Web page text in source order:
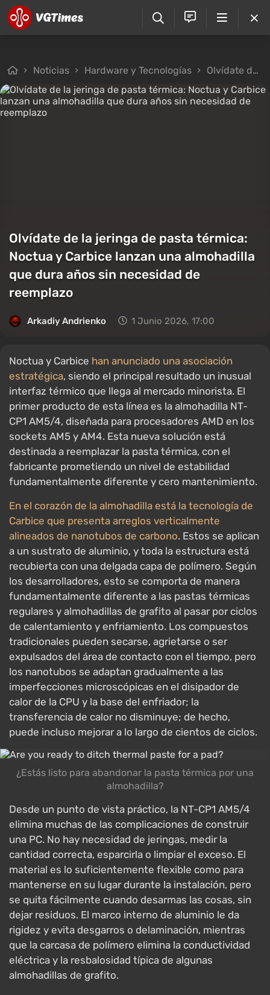
Noticias Hardware y Tecnologías Olvídate de la jeringa de pasta térmica: Noctua y Carbice lanzan una almohadilla que dura años sin necesidad de reemplazo
Olvídate de la jeringa de pasta térmica:
Noctua y Carbice lanzan una almohadilla
que dura años sin necesidad de
reemplazo
Arkadiy Andrienko 1 Junio 2026, 17:00
Noctua y Carbice han anunciado una asociación
estratégica, siendo el principal resultado un inusual
interfaz térmico que llega al mercado minorista. El
primer producto de esta línea es la almohadilla NT-
CP1 AM5/4, diseñada para procesadores AMD en los
sockets AM5 y AM4. Esta nueva solución está
destinada a reemplazar la pasta térmica, con el
fabricante prometiendo un nivel de estabilidad
fundamentalmente diferente y cero mantenimiento.
En el corazón de la almohadilla está la tecnología de
Carbice que presenta arreglos verticalmente
alineados de nanotubos de carbono. Estos se aplican
a un sustrato de aluminio, y toda la estructura está
recubierta con una delgada capa de polímero. Según
los desarrolladores, esto se comporta de manera
fundamentalmente diferente a las pastas térmicas
regulares y almohadillas de grafito al pasar por ciclos
de calentamiento y enfriamiento. Los compuestos
tradicionales pueden secarse, agrietarse o ser
expulsados del área de contacto con el tiempo, pero
los nanotubos se adaptan gradualmente a las
imperfecciones microscópicas en el disipador de
calor de la CPU y la base del enfriador; la
transferencia de calor no disminuye; de hecho,
puede incluso mejorar a lo largo de cientos de ciclos.
¿Estás listo para abandonar la pasta térmica por una
almohadilla?
Desde un punto de vista práctico, la NT-CP1 AM5/4
elimina muchas de las complicaciones de construir
una PC. No hay necesidad de jeringas, medir la
cantidad correcta, esparcirla o limpiar el exceso. El
material es lo suficientemente flexible como para
mantenerse en su lugar durante la instalación, pero
se quita fácilmente cuando desarmas las cosas, sin
dejar residuos. El marco interno de aluminio le da
rigidez y evita desgarros o delaminación, mientras
que la carcasa de polímero elimina la conductividad
eléctrica y la resbalosidad típica de algunas
almohadillas de grafito.